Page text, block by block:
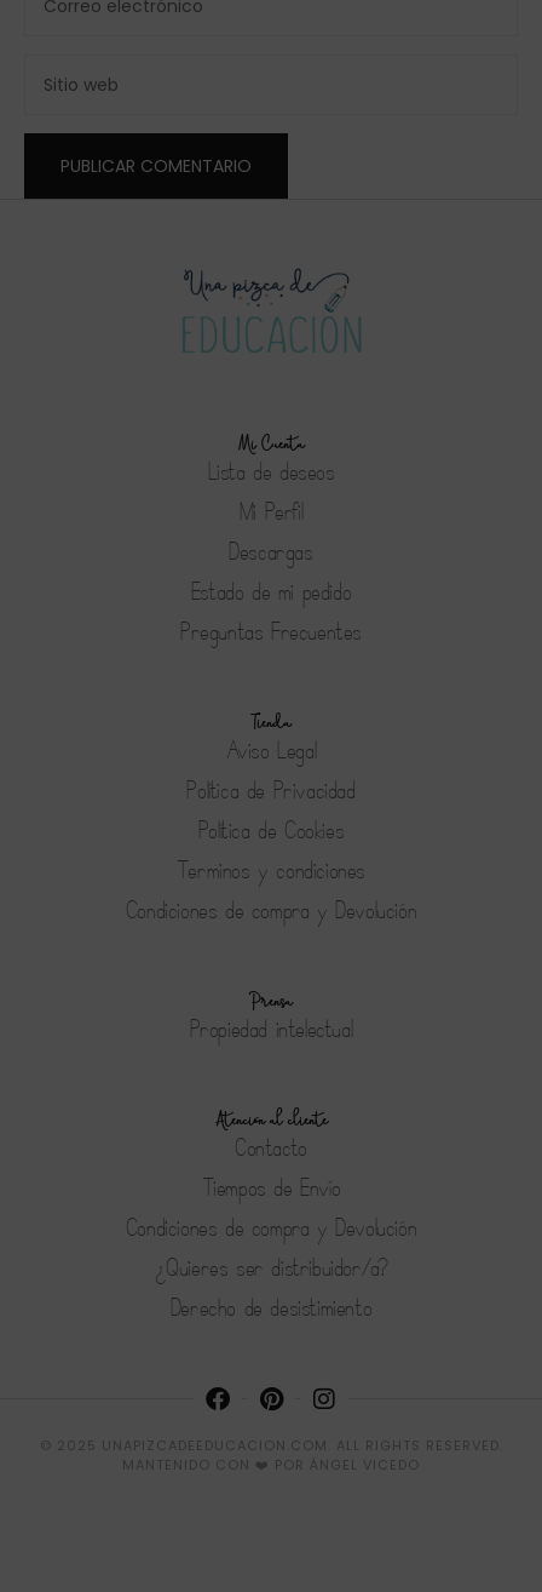
Mi Cuenta
Lista de deseos
Mi Perfil
Descargas
Estado de mi pedido
Preguntas Frecuentes
Tienda
Aviso Legal
Política de Privacidad
Política de Cookies
Terminos y condiciones
Condiciones de compra y Devolución
Prensa
Propiedad intelectual
Atención al cliente
Contacto
Tiempos de Envío
Condiciones de compra y Devolución
¿Quieres ser distribuidor/a?
Derecho de desistimiento
© 2025 UNAPIZCADEEDUCACION.COM. ALL RIGHTS RESERVED.
MANTENIDO CON ❤️ POR ÁNGEL VICEDO